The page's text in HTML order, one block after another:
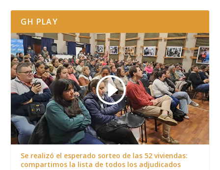
GH PLAY
Se realizó el esperado sorteo de las 52 viviendas:
compartimos la lista de todos los adjudicados